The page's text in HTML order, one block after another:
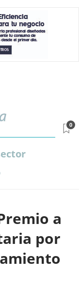
0
a
por